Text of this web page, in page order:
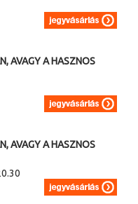
AVAGY A HASZNOS
AVAGY A HASZNOS